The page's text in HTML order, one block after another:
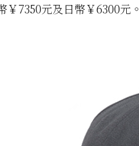
￥7350元及日幣￥6300元。